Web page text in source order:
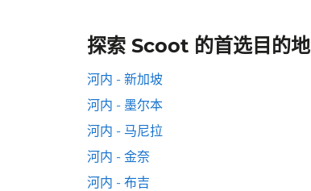
探索 Scoot 的首选目的地
河内 - 新加坡
河内 - 墨尔本
河内 - 马尼拉
河内 - 金奈
河内 - 布吉